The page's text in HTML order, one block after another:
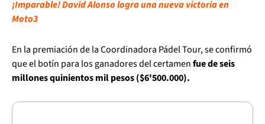
¡Imparable! David Alonso logra una nueva victoria en
Moto3
En la premiación de la Coordinadora Pádel Tour, se confirmó
que el botín para los ganadores del certamenfue de seis
millones quinientos mil pesos ($6'500.000).